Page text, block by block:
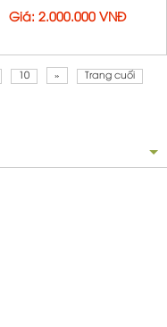
Giá : 2.000.000 VNĐ
10 » Trang cuối